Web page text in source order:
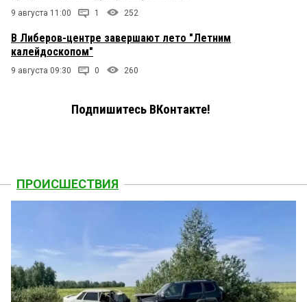
9 августа 11:00 1 252
В Либеров-центре завершают лето "Летним
калейдоскопом"
9 августа 09:30 0 260
Подпишитесь ВКонтакте!
ПРОИСШЕСТВИЯ